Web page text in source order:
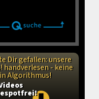
Dir gefallen: unsere
handverlesen - keine
Algorithmus!